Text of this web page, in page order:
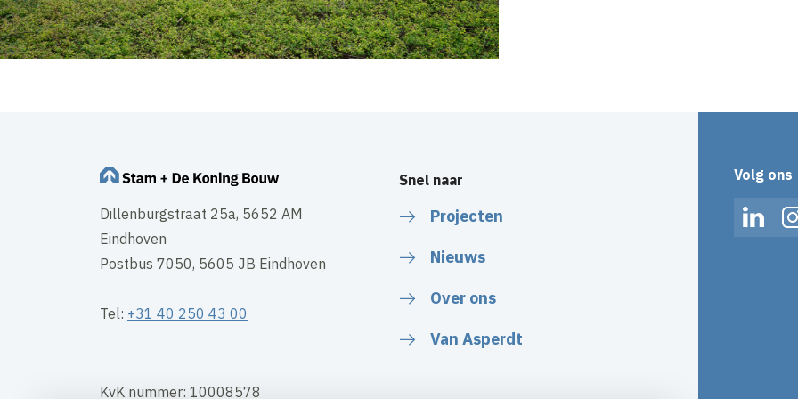
Dillenburgstraat 25a, 5652 AM
Eindhoven
Postbus 7050, 5605 JB Eindhoven
Tel: +31 40 250 43 00
KvK nummer: 10008578
Snel naar
Projecten
Nieuws
Over ons
Van Asperdt
Volg ons